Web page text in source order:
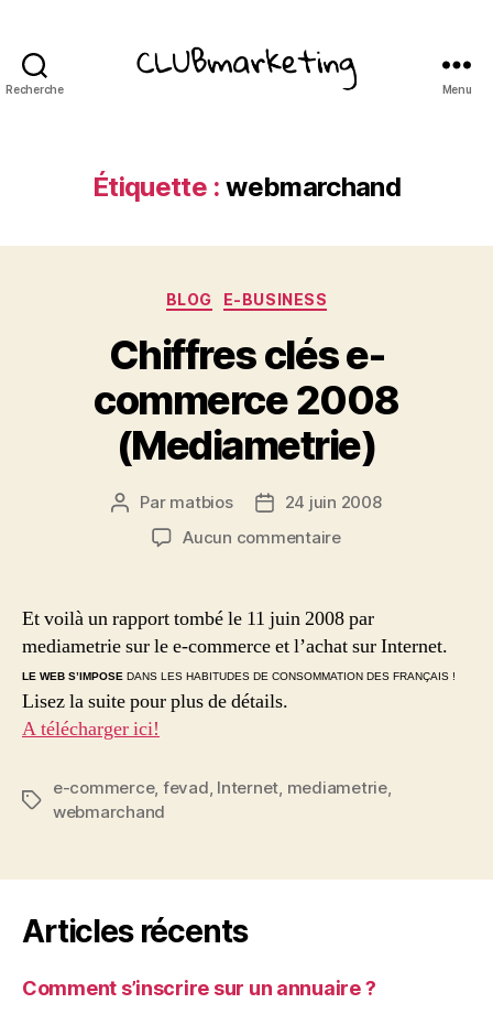
Recherche Menu
Étiquette : webmarchand
Catégories
BLOG E-BUSINESS
Chiffres clés e-
commerce 2008
(Mediametrie)
Auteur
l’article
Par matbios
Date24 juin 2008
Aucun commentairesur
e-
commerce
2008
(Mediametrie)
Et voilà un rapport tombé le 11 juin 2008 par
mediametrie sur le e-commerce et l’achat sur Internet.
LE WEB S’IMPOSE DANS LES HABITUDES DE CONSOMMATION DES FRANÇAIS !
Lisez la suite pour plus de détails.
A télécharger ici!
Étiquettes
e-commerce, fevad Internet mediametrie,
webmarchand
Articles récents
Comment s’inscrire sur un annuaire ?